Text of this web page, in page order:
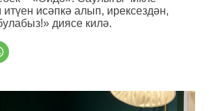
исәпкә алып, ирексездән,
диясе килә.